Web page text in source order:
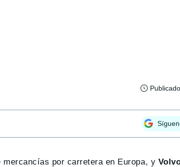
Publicado
por carretera en Europa, y